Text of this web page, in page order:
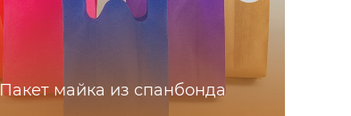
Пакет майка из спанбонда